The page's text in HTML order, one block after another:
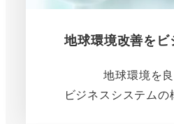
地球環境改善をビ
地球環境を
ビジネスシステムの